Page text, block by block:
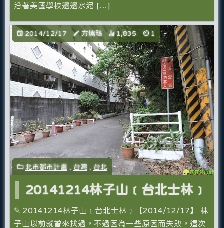
沿著美國學校邊邊水泥 […]
2014/12/17 方塊鴨 1,835 1
北市都市計畫 ,台灣 ,台北
20141214林子山﹝台北士林﹞
✎ 20141214林子山﹝台北士林﹞【2014/12/17】 林
子山以前就曾來找過，不過因為一些原因而失敗，這次